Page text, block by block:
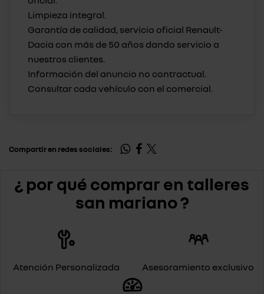
Limpieza integral.
Garantía de calidad, servicio oficial Renault-
Dacia con más de 50 años dando servicio a
nuestros clientes.
Información del anuncio no contractual.
Compartir en redes sociales:
¿ por qué comprar en talleres
san mariano ?
Atención Personalizada Asesoramiento exclusivo